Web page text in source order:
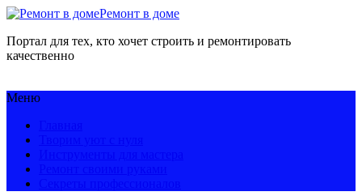
Ремонт в доме
Портал для тех, кто хочет строить и ремонтировать
качественно
Меню